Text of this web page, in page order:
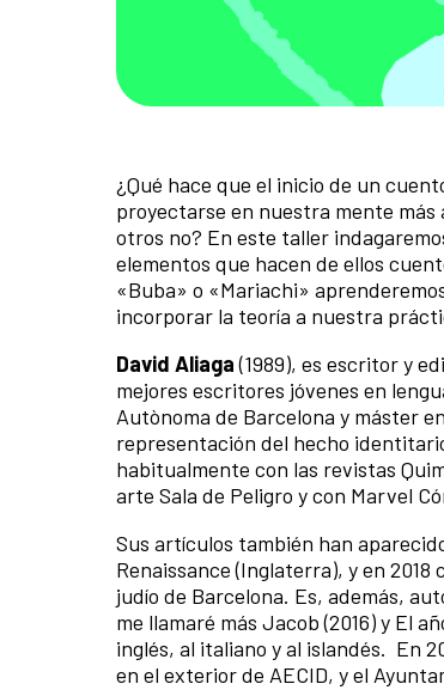
¿Qué hace que el inicio de un
proyectarse en nuestra mente más
otros no? En este taller
elementos que hacen de ellos
«Buba» o «Mariachi»
incorporar la teoría a nuestra
David Aliaga(1989), es escritor y
mejores escritores jóvenes en
Autònoma de Barcelona y máster
representación del hecho
habitualmente con las revistas
arte Sala de Peligro y con Marvel
Sus artículos también han
Renaissance (Inglaterra), y en
judío de Barcelona. Es, además,
me llamaré más Jacob (2016) y El
inglés, al italiano y al islandés. En
en el exterior de AECID, y el